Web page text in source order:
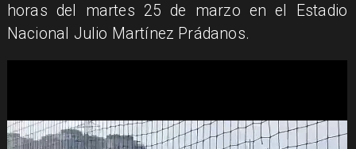
horas del martes 25 de marzo en el Estadio
Nacional Julio Martínez Prádanos.